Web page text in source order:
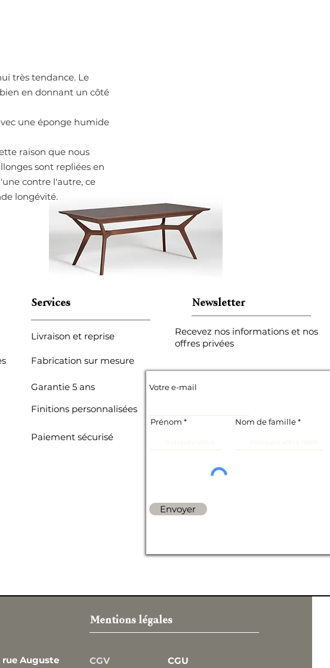
très tendance. Le
en donnant un côté
une éponge humide
raison que nous
sont repliées en
contre l'autre, ce
longévité.
Services
Livraison et reprise
Fabrication sur mesure
Garantie 5 ans
Finitions personnalisées
Paiement sécurisé
Newsletter
Recevez nos informations et nos
offres privées
Votre e-mail
Prénom Nom de famille
Envoyer
rue Auguste Comte
Mentions légales
CGV CGU